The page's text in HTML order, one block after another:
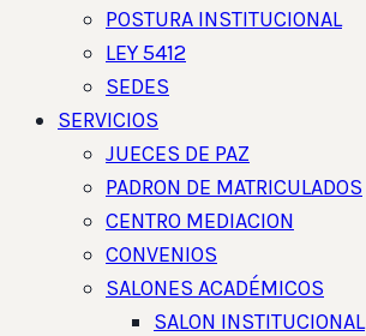
POSTURA INSTITUCIONAL
LEY 5412
SEDES
SERVICIOS
JUECES DE PAZ
PADRON DE MATRICULADOS
CENTRO MEDIACION
CONVENIOS
SALONES ACADÉMICOS
SALON INSTITUCIONAL